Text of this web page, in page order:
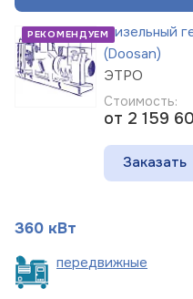
РЕКОМЕНДУЕМДизельный
(Doosan)
ЭТРО
Стоимость:
от 2 159
Заказать
360 кВт
передвижные